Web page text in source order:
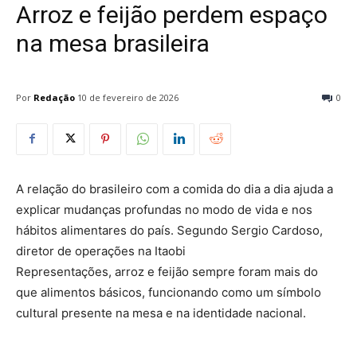
Arroz e feijão perdem espaço
na mesa brasileira
Por Redação 0
10 de fevereiro de 2026
A relação do brasileiro com a comida do dia a dia ajuda a
explicar mudanças profundas no modo de vida e nos
hábitos alimentares do país. Segundo Sergio Cardoso,
diretor de operações na Itaobi
Representações, arroz e feijão sempre foram mais do
que alimentos básicos, funcionando como um símbolo
cultural presente na mesa e na identidade nacional.